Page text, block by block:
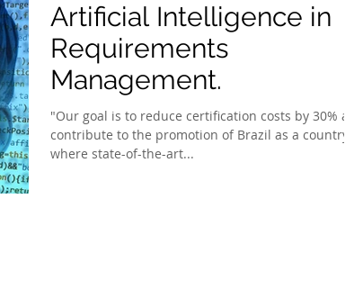
Artificial Intelligence in
Requirements
Management.
"Our goal is to reduce certification costs by 30% and
contribute to the promotion of Brazil as a country
where state-of-the-art...